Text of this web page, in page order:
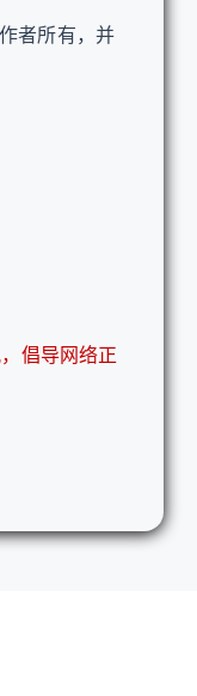
者所有，并
倡导网络正